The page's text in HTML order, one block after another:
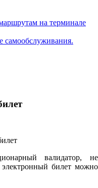
на терминале
самообслуживания.
валидатор, не
билет можно